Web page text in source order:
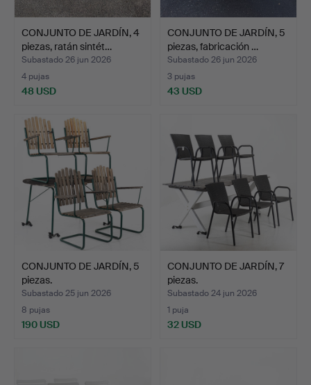
CONJUNTO DE JARDÍN, 4
piezas, ratán sintét…
Subastado 26 jun 2026
4 pujas
48 USD
CONJUNTO DE JARDÍN, 5
piezas, fabricación …
Subastado 26 jun 2026
3 pujas
43 USD
CONJUNTO DE JARDÍN, 5
piezas.
Subastado 25 jun 2026
8 pujas
190 USD
CONJUNTO DE JARDÍN, 7
piezas.
Subastado 24 jun 2026
1 puja
32 USD